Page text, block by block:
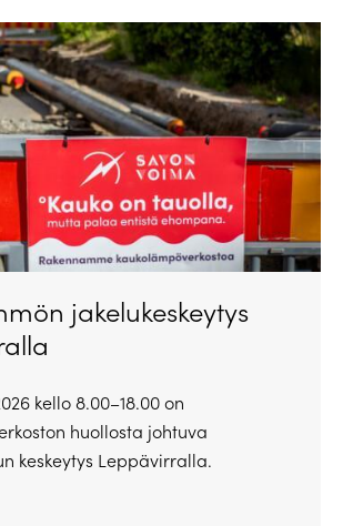
jakelukeskeytys
kello 8.00–18.00 on
huollosta johtuva
keskeytys Leppävirralla.